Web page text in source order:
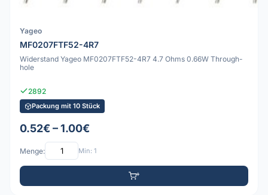
Yageo
MF0207FTF52-4R7
Widerstand Yageo MF0207FTF52-4R7 4.7 Ohms 0.66W Through-
hole
2892
Packung mit 10 Stück
0.52€ – 1.00€
Menge: Min: 1